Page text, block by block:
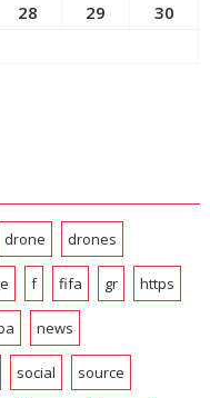
28 29
30
drone drones
f fifa gr https
news
social source